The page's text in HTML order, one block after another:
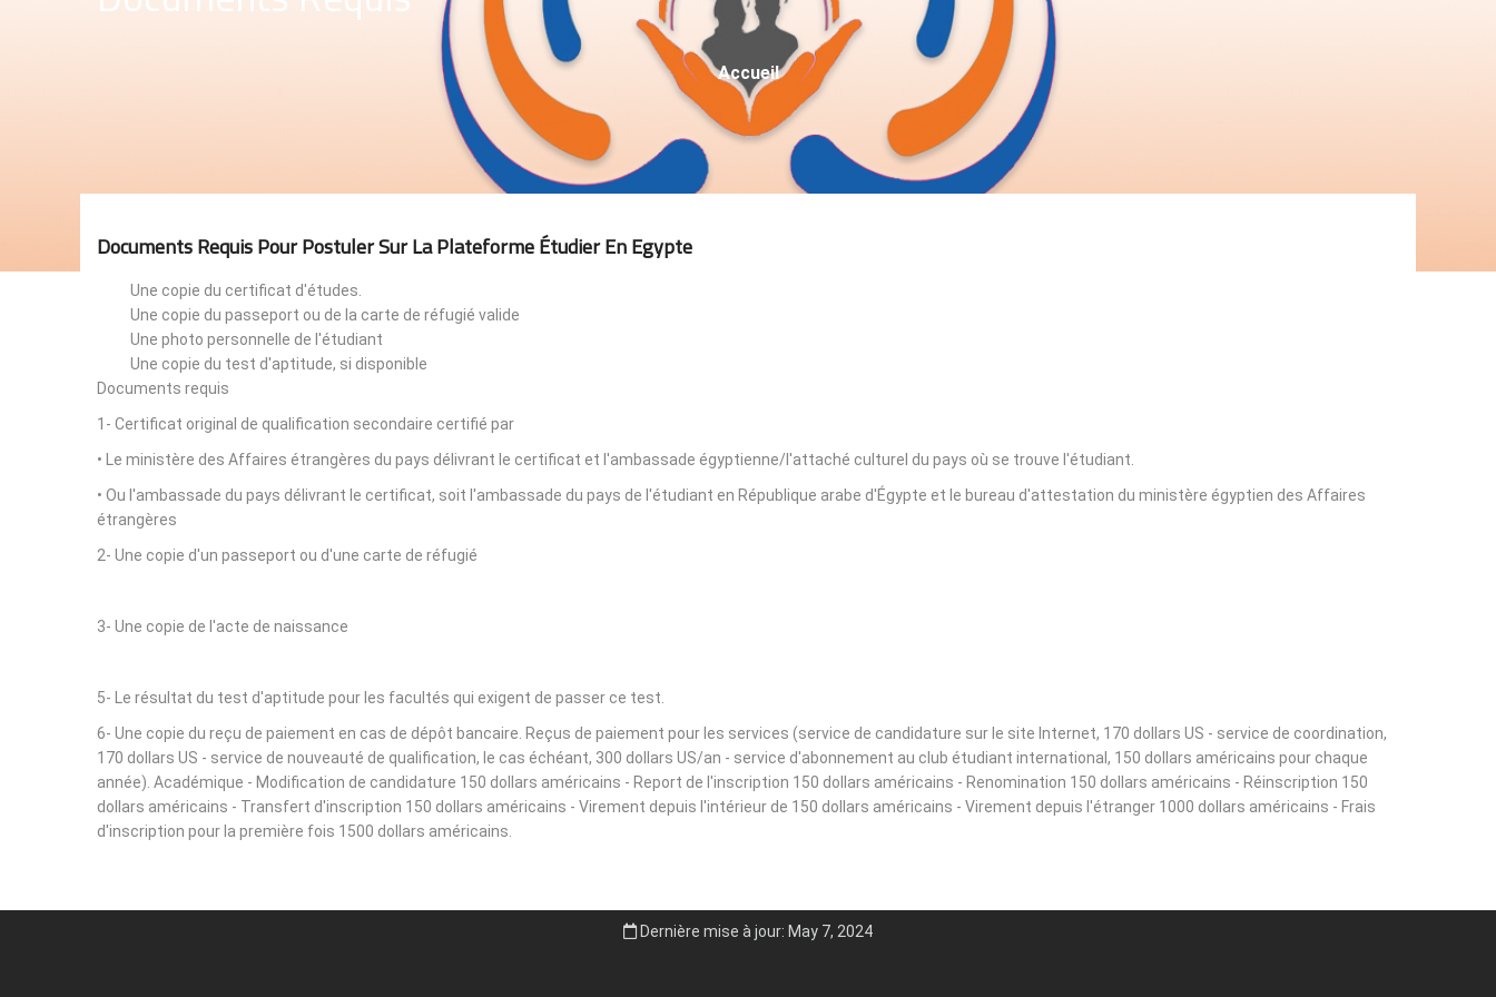
Fil
D'Ariane
Accueil
Documents Requis Pour Postuler Sur La Plateforme Étudier En Egypte
Une copie du certificat d'études.
Une copie du passeport ou de la carte de réfugié valide
Une photo personnelle de l'étudiant
Une copie du test d'aptitude, si disponible
Documents requis
1- Certificat original de qualification secondaire certifié par
• Le ministère des Affaires étrangères du pays délivrant le certificat et l'ambassade égyptienne/l'attaché culturel du pays où se trouve l'étudiant.
• Ou l'ambassade du pays délivrant le certificat, soit l'ambassade du pays de l'étudiant en République arabe d'Égypte et le bureau d'attestation du ministère égyptien des Affaires
étrangères
2- Une copie d'un passeport ou d'une carte de réfugié
3- Une copie de l'acte de naissance
5- Le résultat du test d'aptitude pour les facultés qui exigent de passer ce test.
6- Une copie du reçu de paiement en cas de dépôt bancaire. Reçus de paiement pour les services (service de candidature sur le site Internet, 170 dollars US - service de coordination,
170 dollars US - service de nouveauté de qualification, le cas échéant, 300 dollars US/an - service d'abonnement au club étudiant international, 150 dollars américains pour chaque
année). Académique - Modification de candidature 150 dollars américains - Report de l'inscription 150 dollars américains - Renomination 150 dollars américains - Réinscription 150
dollars américains - Transfert d'inscription 150 dollars américains - Virement depuis l'intérieur de 150 dollars américains - Virement depuis l'étranger 1000 dollars américains - Frais
d'inscription pour la première fois 1500 dollars américains.
Dernière mise à jour: May 7, 2024